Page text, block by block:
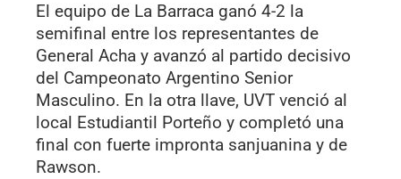
El equipo de La Barraca ganó 4-2 la
semifinal entre los representantes de
General Acha y avanzó al partido decisivo
del Campeonato Argentino Senior
Masculino. En la otra llave, UVT venció al
local Estudiantil Porteño y completó una
final con fuerte impronta sanjuanina y de
Rawson.